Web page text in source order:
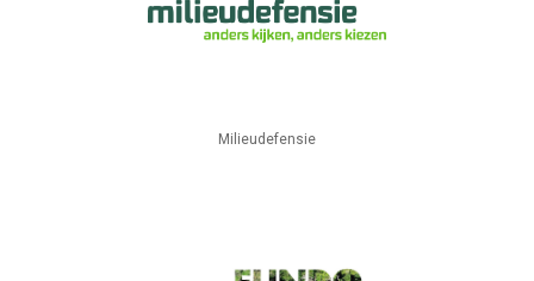
Milieudefensie